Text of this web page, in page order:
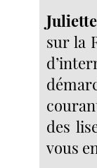
sur la
des
vous